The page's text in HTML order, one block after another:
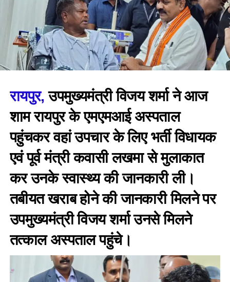
रायपुर,उपमुख्यमंत्री विजय शर्मा ने आज
शाम रायपुर के एमएमआई अस्पताल
पहुंचकर वहां उपचार के लिए भर्ती विधायक
एवं पूर्व मंत्री कवासी लखमा से मुलाकात
कर उनके स्वास्थ्य की जानकारी ली।
तबीयत खराब होने की जानकारी मिलने पर
उपमुख्यमंत्री विजय शर्मा उनसे मिलने
तत्काल अस्पताल पहुंचे।